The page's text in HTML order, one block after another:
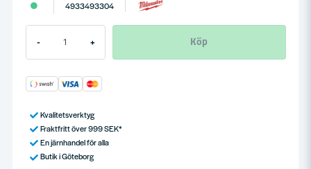
4933493304
- + Köp
Kvalitetsverktyg
Fraktfritt över 999 SEK*
En järnhandel för alla
Butik i Göteborg